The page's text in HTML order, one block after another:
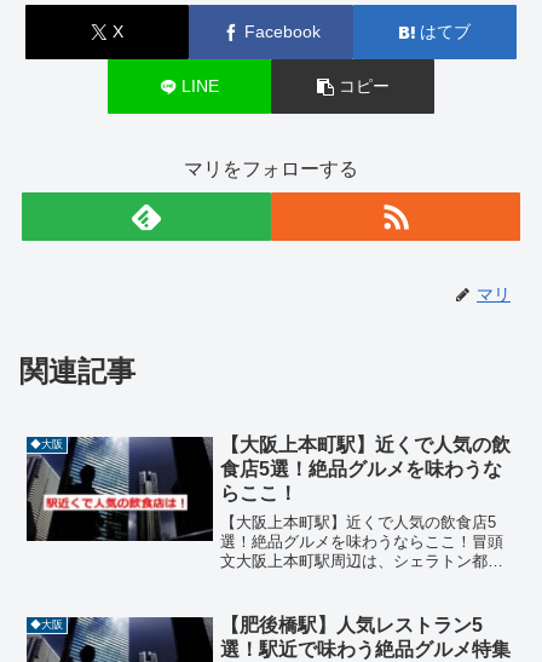
X Facebook はてブ
LINE コピー
マリをフォローする
マリ
関連記事
◆大阪
【大阪上本町駅】近くで人気の飲
食店5選！絶品グルメを味わうな
らここ！
【大阪上本町駅】近くで人気の飲食店5
選！絶品グルメを味わうならここ！冒頭
文大阪上本町駅周辺は、シェラトン都ホ
食事が楽しめるエリアです。観光やビジ
ネスの合間に立ち寄れ...
◆大阪
【肥後橋駅】人気レストラン5
選！駅近で味わう絶品グルメ特集